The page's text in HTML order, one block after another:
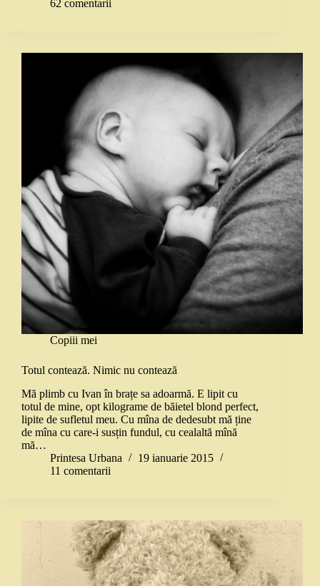
62 comentarii
Copiii mei
Totul contează. Nimic nu contează
Mă plimb cu Ivan în brațe sa adoarmă. E lipit cu
totul de mine, opt kilograme de băietel blond perfect,
lipite de sufletul meu. Cu mîna de dedesubt mă ține
de mîna cu care-i susțin fundul, cu cealaltă mînă
mă…
Printesa Urbana
19 ianuarie 2015
11 comentarii